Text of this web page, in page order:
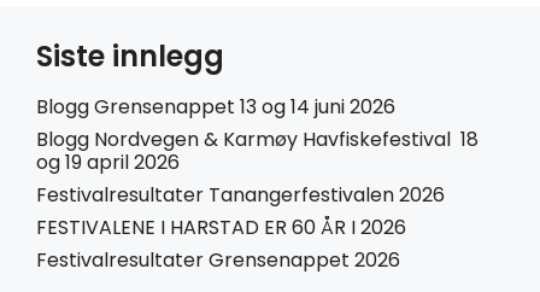
Siste innlegg
Blogg Grensenappet 13 og 14 juni 2026
Blogg Nordvegen & Karmøy Havfiskefestival 18
og 19 april 2026
Festivalresultater Tanangerfestivalen 2026
FESTIVALENE I HARSTAD ER 60 ÅR I 2026
Festivalresultater Grensenappet 2026